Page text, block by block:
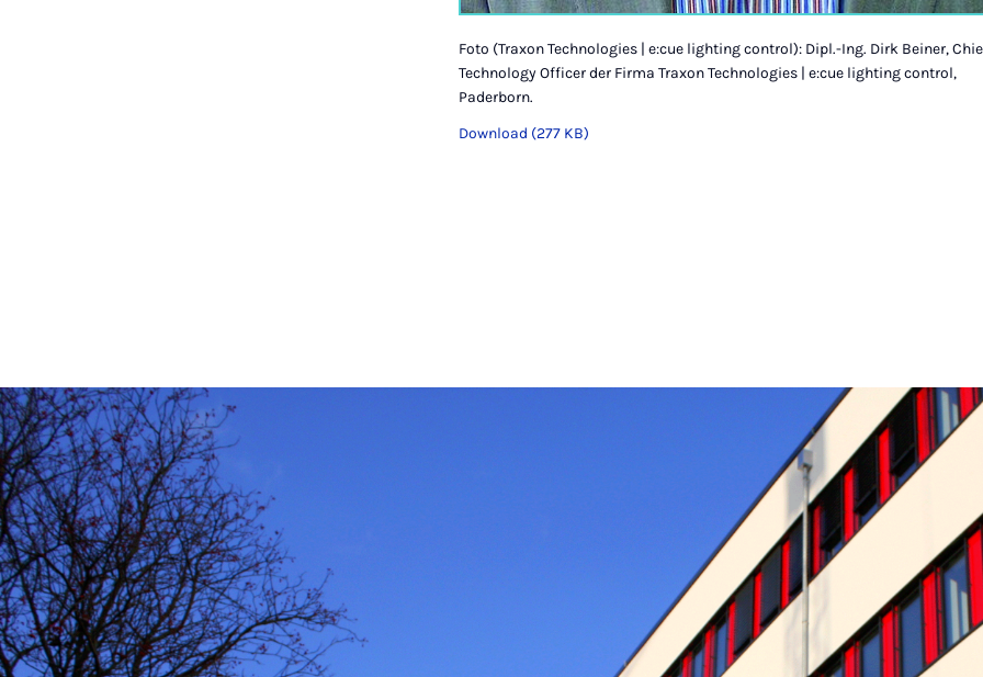
Foto (Traxon Technologies | e:cue lighting control): Dipl.-Ing. Dirk Beiner,
Technology Officer der Firma Traxon Technologies | e:cue lighting control,
Paderborn.
Download (277 KB)